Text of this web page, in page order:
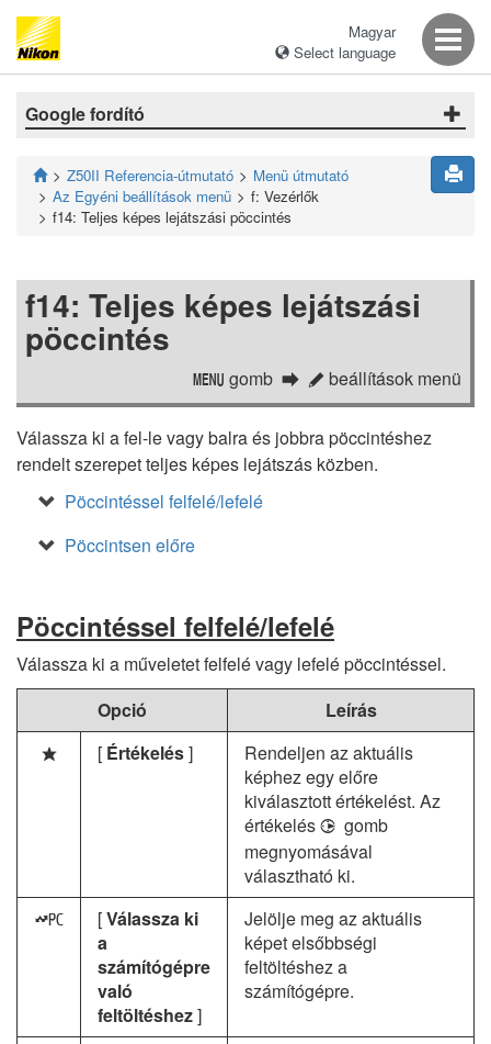
Magyar
Select language
Google fordító
Z50II Referencia-útmutató
Menü útmutató
Az Egyéni beállítások menü
f: Vezérlők
f14: Teljes képes lejátszási pöccintés
f14: Teljes képes lejátszási
pöccintés
G gomb A beállítások menü
Válassza ki a fel-le vagy balra és jobbra pöccintéshez
rendelt szerepet teljes képes lejátszás közben.
Pöccintéssel felfelé/lefelé
Pöccintsen előre
Pöccintéssel felfelé/lefelé
Válassza ki a műveletet felfelé vagy lefelé pöccintéssel.
Opció
Leírás
c [ Értékelés]
Rendeljen az aktuális
képhez egy előre
kiválasztott értékelést. Az
értékelés 2 gomb
megnyomásával
választható ki.
K [Válassza ki
a
számítógépre
való
feltöltéshez]
Jelölje meg az aktuális
képet elsőbbségi
feltöltéshez a
számítógépre.